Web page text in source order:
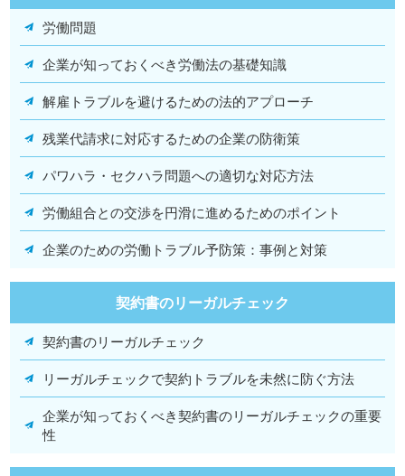
労働問題
企業が知っておくべき労働法の基礎知識
解雇トラブルを避けるための法的アプローチ
残業代請求に対応するための企業の防衛策
パワハラ・セクハラ問題への適切な対応方法
労働組合との交渉を円滑に進めるためのポイント
企業のための労働トラブル予防策：事例と対策
契約書のリーガルチェック
契約書のリーガルチェック
リーガルチェックで契約トラブルを未然に防ぐ方法
企業が知っておくべき契約書のリーガルチェックの重要
性